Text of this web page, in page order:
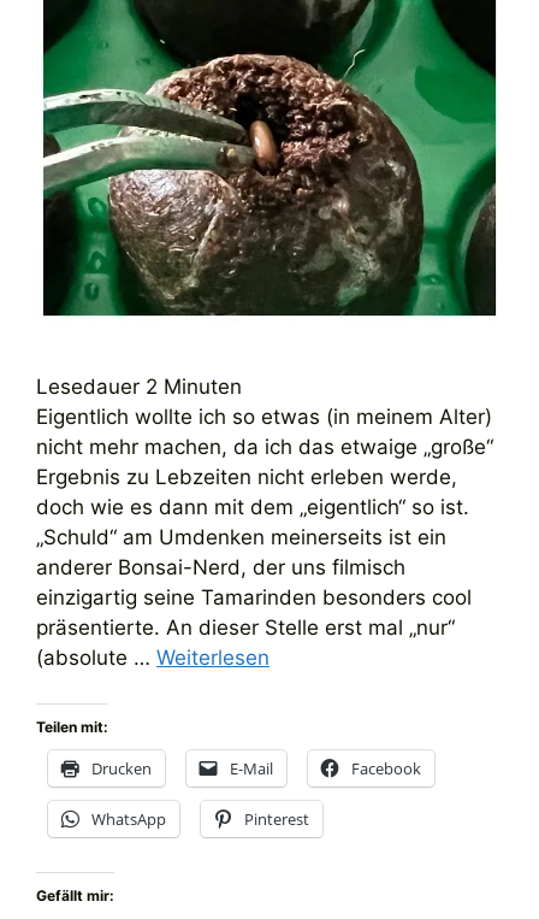
Lesedauer 2 Minuten
Eigentlich wollte ich so etwas (in meinem Alter)
nicht mehr machen, da ich das etwaige „große“
Ergebnis zu Lebzeiten nicht erleben werde,
doch wie es dann mit dem „eigentlich“ so ist.
„Schuld“ am Umdenken meinerseits ist ein
anderer Bonsai-Nerd, der uns filmisch
einzigartig seine Tamarinden besonders cool
präsentierte. An dieser Stelle erst mal „nur“
(absolute … Weiterlesen
Teilen mit:
Drucken E-Mail Facebook
WhatsApp Pinterest
Gefällt mir: